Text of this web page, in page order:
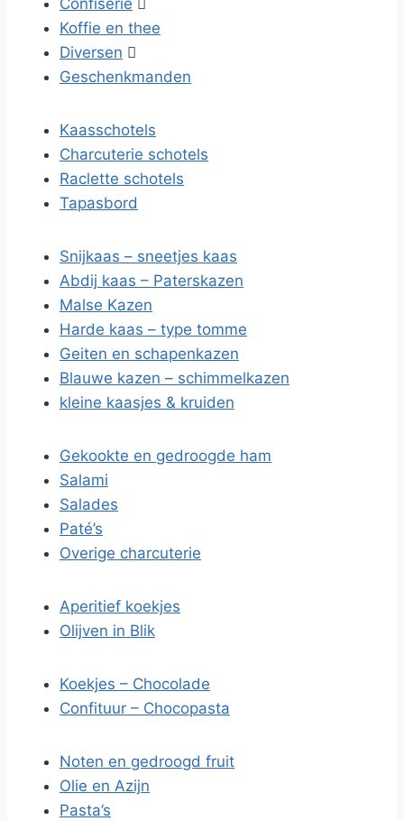
Confiserie 
Koffie en thee
Diversen 
Geschenkmanden
Kaasschotels
Charcuterie schotels
Raclette schotels
Tapasbord
Snijkaas – sneetjes kaas
Abdij kaas – Paterskazen
Malse Kazen
Harde kaas – type tomme
Geiten en schapenkazen
Blauwe kazen – schimmelkazen
kleine kaasjes & kruiden
Gekookte en gedroogde ham
Salami
Salades
Paté’s
Overige charcuterie
Aperitief koekjes
Olijven in Blik
Koekjes – Chocolade
Confituur – Chocopasta
Noten en gedroogd fruit
Olie en Azijn
Pasta’s